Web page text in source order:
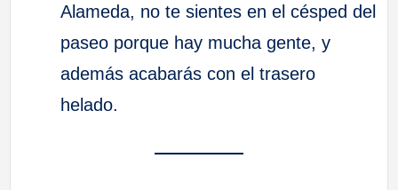
Alameda, no te sientes en el césped del
paseo porque hay mucha gente, y
además acabarás con el trasero
helado.